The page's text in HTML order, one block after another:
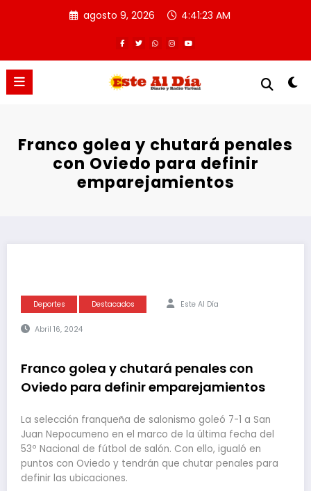
agosto 9, 2026 4:41:23 AM
Franco golea y chutará penales
con Oviedo para definir
emparejamientos
Deportes Destacados Este Al Día
Abril 16, 2024
Franco golea y chutará penales con
Oviedo para definir emparejamientos
La selección franqueña de salonismo goleó 7-1 a San
Juan Nepocumeno en el marco de la última fecha del
53º Nacional de fútbol de salón. Con ello, igualó en
puntos con Oviedo y tendrán que chutar penales para
definir las ubicaciones.